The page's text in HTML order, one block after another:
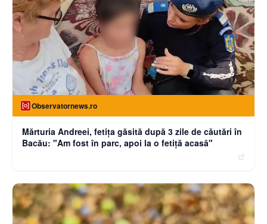
Observatornews.ro
Mărturia Andreei, fetiţa găsită după 3 zile de căutări în
Bacău: "Am fost în parc, apoi la o fetiţă acasă"